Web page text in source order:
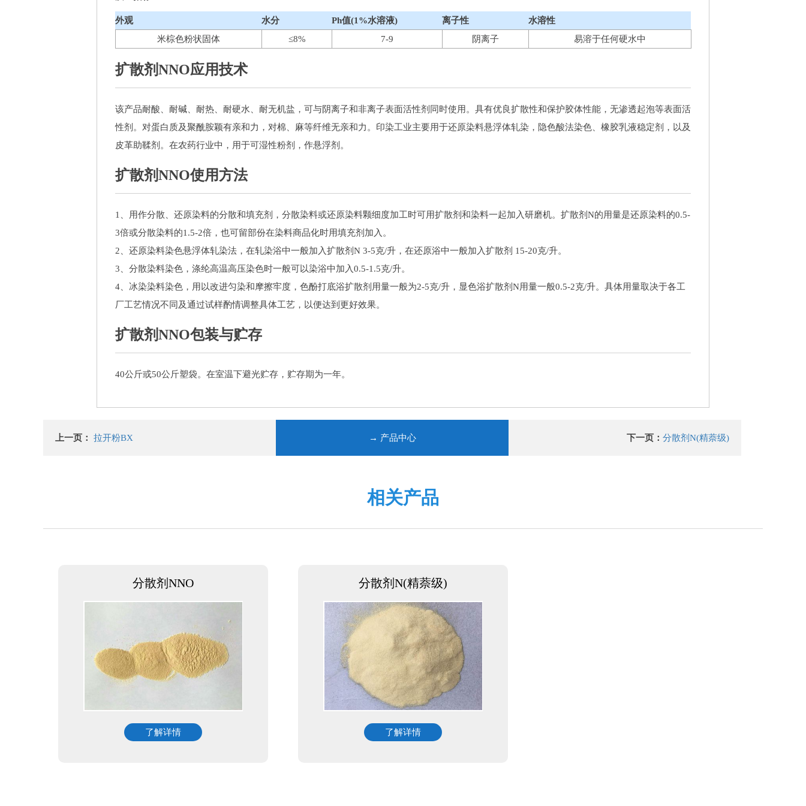
外观 水分 Ph值(1%水溶液) 离子性
水溶性
米棕色粉状固体
≤8% 7-9 阴离子 易溶于任何硬水中
扩散剂NNO应用技术
该产品耐酸、耐碱、耐热、耐硬水、耐无机盐，可与阴离子和非离子表面活性剂同时使用。具有优良扩散性和保护胶体性能，无渗透起泡等表面活
性剂。对蛋白质及聚酰胺颖有亲和力，对棉、麻等纤维无亲和力。印染工业主要用于还原染料悬浮体轧染，隐色酸法染色、橡胶乳液稳定剂，以及
皮革助鞣剂。在农药行业中，用于可湿性粉剂，作悬浮剂。
扩散剂NNO使用方法
1、用作分散、还原染料的分散和填充剂，分散染料或还原染料颗细度加工时可用扩散剂和染料一起加入研磨机。扩散剂N的用量是还原染料的0.5-
3倍或分散染料的1.5-2倍，也可留部份在染料商品化时用填充剂加入。
2、还原染料染色悬浮体轧染法，在轧染浴中一般加入扩散剂N 3-5克/升，在还原浴中一般加入扩散剂 15-20克/升。
3、分散染料染色，涤纶高温高压染色时一般可以染浴中加入0.5-1.5克/升。
4、冰染染料染色，用以改进匀染和摩擦牢度，色酚打底浴扩散剂用量一般为2-5克/升，显色浴扩散剂N用量一般0.5-2克/升。具体用量取决于各工
厂工艺情况不同及通过试样酌情调整具体工艺，以便达到更好效果。
扩散剂NNO包装与贮存
40公斤或50公斤塑袋。在室温下避光贮存，贮存期为一年。
上一页： 拉开粉BX → 产品中心 下一页： 分散剂N(精萘级)
相关产品
分散剂NNO
了解详情
分散剂N(精萘级)
了解详情